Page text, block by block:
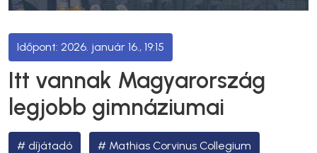
2026. január 16., 19:15
Itt vannak Magyarország
legjobb gimnáziumai
díjátadó Mathias Corvinus Collegium